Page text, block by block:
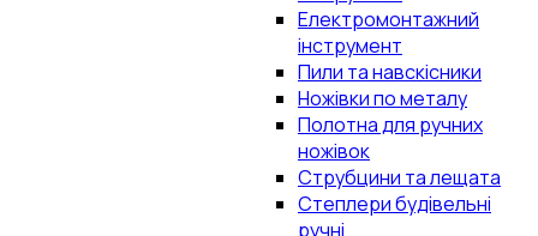
Електромонтажний
інструмент
Пили та навскісники
Ножівки по металу
Полотна для ручних
ножівок
Струбцини та лещата
Степлери будівельні
ручні